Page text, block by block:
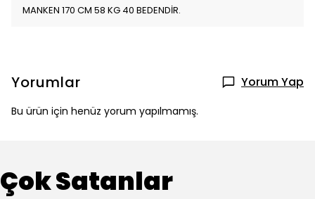
MANKEN 170 CM 58 KG 40 BEDENDİR.
Yorumlar Yorum Yap
Bu ürün için henüz yorum yapılmamış.
Çok Satanlar